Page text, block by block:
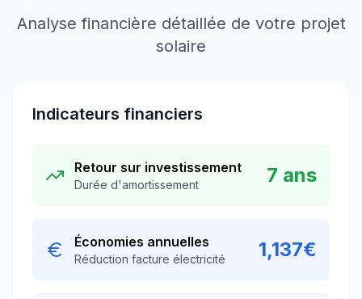
Analyse financière détaillée de votre projet
solaire
Indicateurs financiers
Retour sur investissement
Durée d'amortissement 7 ans
Économies annuelles
Réduction facture électricité 1,137€